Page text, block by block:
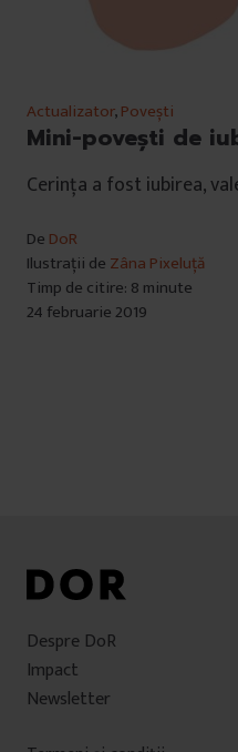
Actualizator,Povești
Mini-povești de
Cerința a fost iubirea,
De DoR
Ilustrații de Zâna Pixeluță
Timp de citire: 8 minute
24 februarie 2019
Despre DoR
Impact
Newsletter